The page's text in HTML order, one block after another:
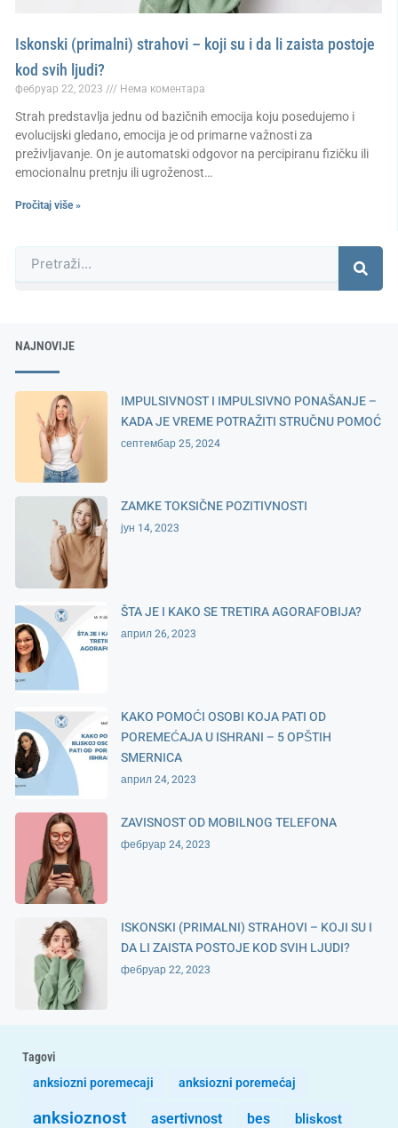
Iskonski (primalni) strahovi – koji su i da li zaista postoje
kod svih ljudi?
фебруар 22, 2023 Нема коментара
Strah predstavlja jednu od bazičnih emocija koju posedujemo i
evolucijski gledano, emocija je od primarne važnosti za
preživljavanje. On je automatski odgovor na percipiranu fizičku ili
emocionalnu pretnju ili ugroženost…
Pročitaj više »
NAJNOVIJE
IMPULSIVNOST I IMPULSIVNO PONAŠANJE –
KADA JE VREME POTRAŽITI STRUČNU POMOĆ
септембар 25, 2024
ZAMKE TOKSIČNE POZITIVNOSTI
јун 14, 2023
ŠTA JE I KAKO SE TRETIRA AGORAFOBIJA?
април 26, 2023
KAKO POMOĆI OSOBI KOJA PATI OD
POREMEĆAJA U ISHRANI – 5 OPŠTIH
SMERNICA
април 24, 2023
ZAVISNOST OD MOBILNOG TELEFONA
фебруар 24, 2023
ISKONSKI (PRIMALNI) STRAHOVI – KOJI SU I
DA LI ZAISTA POSTOJE KOD SVIH LJUDI?
фебруар 22, 2023
Tagovi
anksiozni poremecaji
anksiozni poremećaj
anksioznost asertivnost bes bliskost